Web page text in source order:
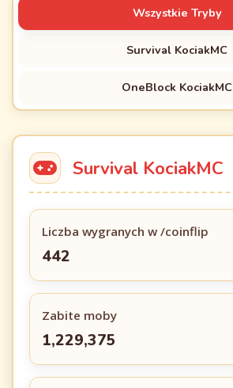
Wszystkie Tryby
Survival KociakMC
OneBlock KociakMC
Survival KociakMC
Liczba wygranych w /coinflip
442
Zabite moby
1,229,375